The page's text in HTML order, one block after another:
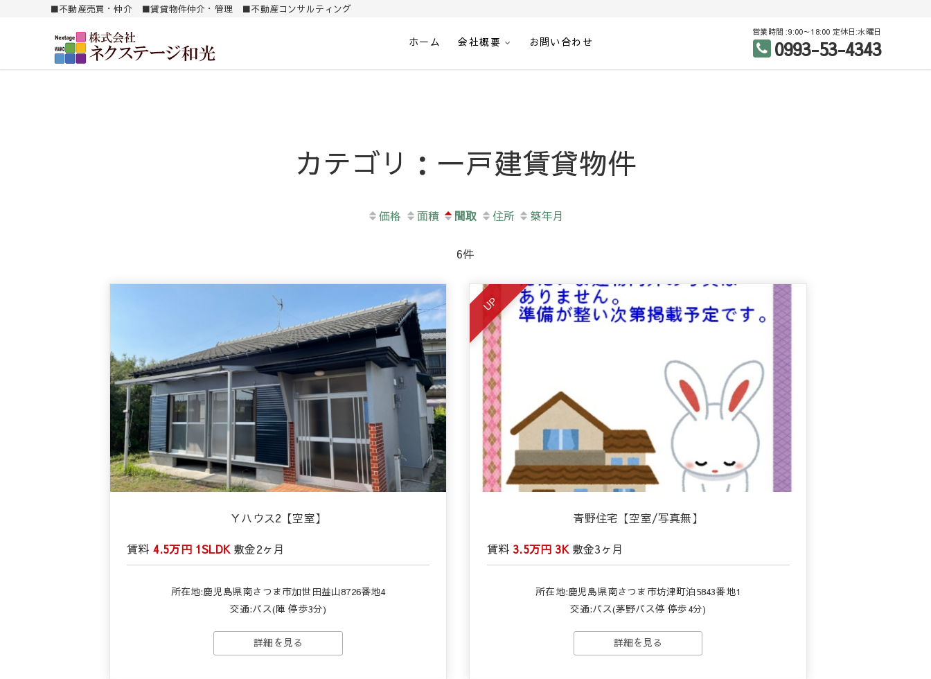
■不動産売買・仲介 ■賃貸物件仲介・管理 ■不動産コンサルティング
ホーム 会社概要 お問い合わせ
営業時間 :9:00～18:00 定休日:水曜日
0993-53-4343
カテゴリ：一戸建賃貸物件
価格 面積 間取 住所 築年月
6件
Ｙハウス2【空室】
賃料 4.5万円 1SLDK 敷金2ヶ月
所在地:鹿児島県南さつま市加世田益山8726番地4
交通:バス(陣 停歩3分)
詳細を見る
UP
青野住宅【空室/写真無】
賃料3.5万円 3K 敷金3ヶ月
所在地:鹿児島県南さつま市坊津町泊5843番地1
交通:バス(茅野バス停 停歩4分)
詳細を見る